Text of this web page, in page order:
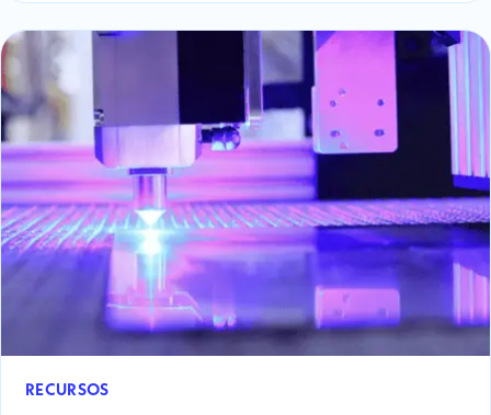
RECURSOS